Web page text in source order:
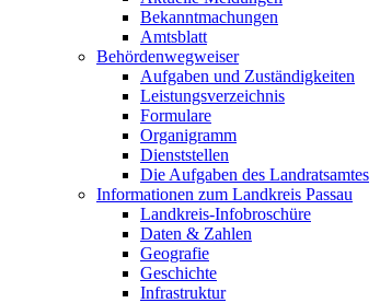
Bekanntmachungen
Amtsblatt
Behördenwegweiser
Aufgaben und Zuständigkeiten
Leistungsverzeichnis
Formulare
Organigramm
Dienststellen
Die Aufgaben des Landratsamtes
Informationen zum Landkreis Passau
Landkreis-Infobroschüre
Daten & Zahlen
Geografie
Geschichte
Infrastruktur